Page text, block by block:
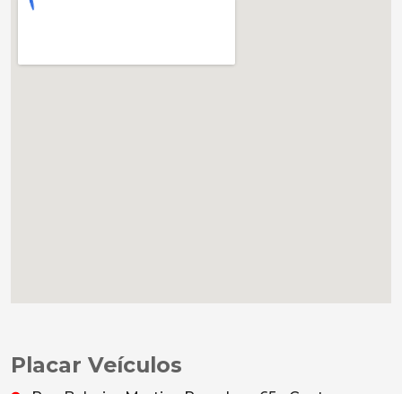
Placar Veículos